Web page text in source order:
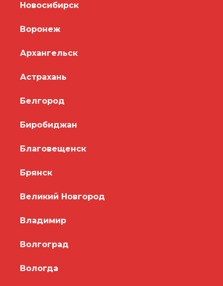
Новосибирск
Воронеж
Архангельск
Астрахань
Белгород
Биробиджан
Благовещенск
Брянск
Великий Новгород
Владимир
Волгоград
Вологда